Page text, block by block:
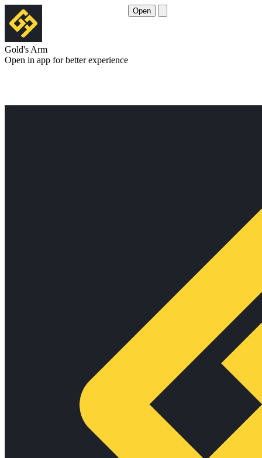
Gold's Arm
Open in app for better experience
Open